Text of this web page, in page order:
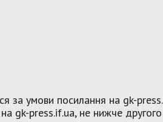
за умови посилання на gk-
gk-press.if.ua, не нижче